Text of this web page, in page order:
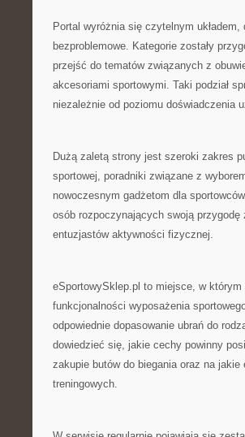
Portal wyróżnia się czytelnym
bezproblemowe. Kategorie zostały
przejść do tematów związanych z
akcesoriami sportowymi. Taki podział
niezależnie od poziomu doświadczenia
Dużą zaletą strony jest szeroki zakres
sportowej, poradniki związane z
nowoczesnym gadżetom dla
osób rozpoczynających swoją
entuzjastów aktywności fizycznej.
eSportowySklep.pl to miejsce, w
funkcjonalności wyposażenia
odpowiednie dopasowanie ubrań do
dowiedzieć się, jakie cechy powinny
zakupie butów do biegania oraz na
treningowych.